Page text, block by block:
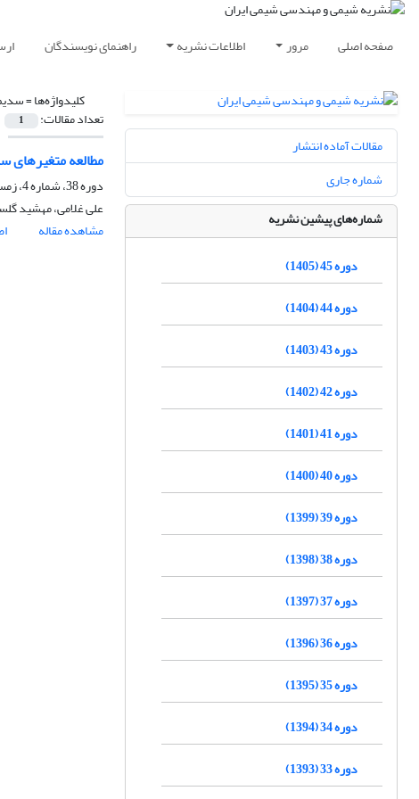
صفحه اصلی مرور اطلاعات نشریه راهنمای نویسندگان
کلیدواژه‌ها =
تعداد مقالات: 1
مطالعه متغیرهای
دوره 38، شماره 4، زمستان 1398، صفحه
علی غلامی، مهشید
مشاهده مقاله
مقالات آماده انتشار
شماره جاری
شماره‌های پیشین نشریه
دوره 45 (1405)
دوره 44 (1404)
دوره 43 (1403)
دوره 42 (1402)
دوره 41 (1401)
دوره 40 (1400)
دوره 39 (1399)
دوره 38 (1398)
دوره 37 (1397)
دوره 36 (1396)
دوره 35 (1395)
دوره 34 (1394)
دوره 33 (1393)